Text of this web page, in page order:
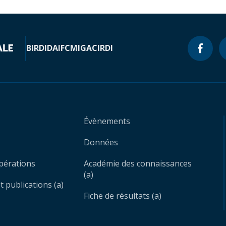
BIRDIDAIFCMIGACIRDI
publications (a)
Évènements
Données
Académie des connaissances
(a)
Fiche de résultats (a)